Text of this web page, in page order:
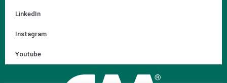
LinkedIn
Instagram
Youtube